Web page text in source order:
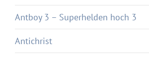
Antboy 3 – Superhelden hoch 3
Antichrist